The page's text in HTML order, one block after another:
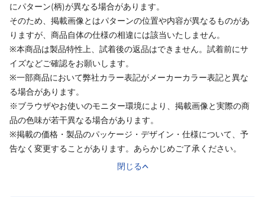
にパターン(柄)が異なる場合があります。
そのため、掲載画像とはパターンの位置や内容が異なるものがあ
りますが、商品自体の仕様の相違には該当いたしません。
※本商品は製品特性上、試着後の返品はできません。試着前にサ
イズなどご確認をお願いします。
※一部商品において弊社カラー表記がメーカーカラー表記と異な
る場合があります。
※ブラウザやお使いのモニター環境により、掲載画像と実際の商
品の色味が若干異なる場合があります。
※掲載の価格・製品のパッケージ・デザイン・仕様について、予
告なく変更することがあります。あらかじめご了承ください。
閉じる